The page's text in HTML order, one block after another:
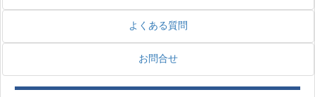
よくある質問
お問合せ